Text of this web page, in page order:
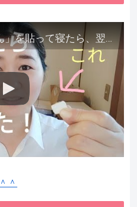
腎臓（腰）に「まるくん」を貼って寝たら、翌朝めちゃ楽でびっくりしました。腎臓叩いても痛くない！【お客様の声を試してみた】
＾